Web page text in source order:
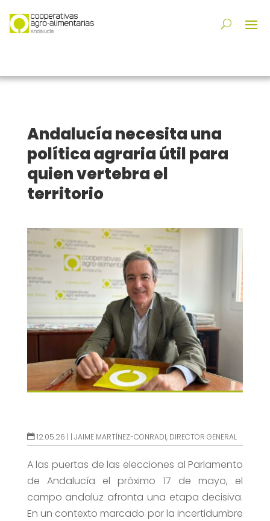
Andalucía necesita una
política agraria útil para
quien vertebra el
territorio
12.05.26 | | JAIME MARTÍNEZ-CONRADI, DIRECTOR GENERAL
A las puertas de las elecciones al Parlamento
de Andalucía el próximo 17 de mayo, el
campo andaluz afronta una etapa decisiva.
En un contexto marcado por la incertidumbre